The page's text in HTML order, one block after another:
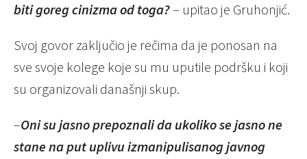
biti goreg cinizma od toga?– upitao je Gruhonjić.
Svoj govor zaključio je rečima da je ponosan na
sve svoje kolege koje su mu uputile podršku i koji
su organizovali današnji skup.
–Oni su jasno prepoznali da ukoliko se jasno ne
stane na put uplivu izmanipulisanog javnog